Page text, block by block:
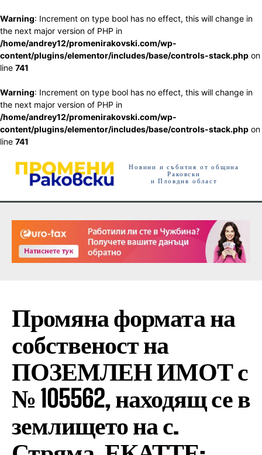
Warning: Increment on type bool has no effect, this will change in
the next major version of PHP in
/home/andrey12/promenirakovski.com/wp-
content/plugins/elementor/includes/base/controls-stack.php on
line 741
Warning: Increment on type bool has no effect, this will change in
the next major version of PHP in
/home/andrey12/promenirakovski.com/wp-
content/plugins/elementor/includes/base/controls-stack.php on
line 741
Новини и събития от община
Раковски
и Пловдив област
Промяна формата на
собственост на
ПОЗЕМЛЕН ИМОТ с
№ 105562, находящ се в
землището на с.